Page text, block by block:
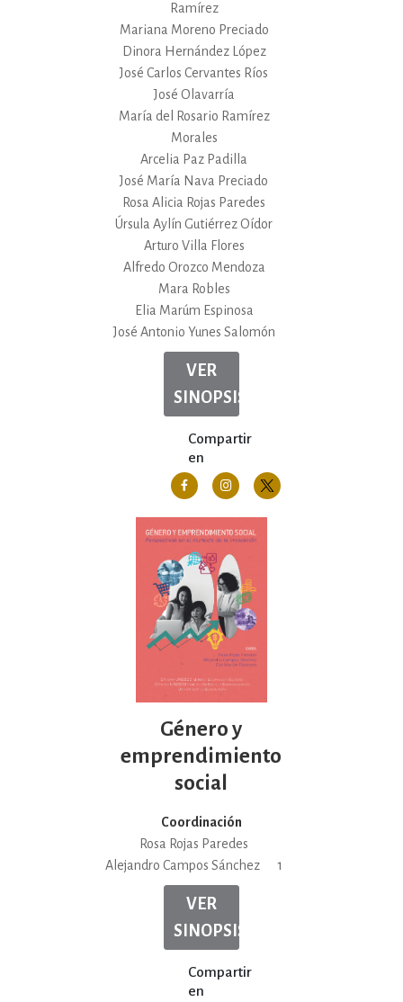
Ramírez
Mariana Moreno Preciado
Dinora Hernández López
José Carlos Cervantes Ríos
José Olavarría
María del Rosario Ramírez
Morales
Arcelia Paz Padilla
José María Nava Preciado
Rosa Alicia Rojas Paredes
Úrsula Aylín Gutiérrez Oídor
Arturo Villa Flores
Alfredo Orozco Mendoza
Mara Robles
Elia Marúm Espinosa
José Antonio Yunes Salomón
VER
SINOPSIS
Compartir
en
Género y
emprendimiento
social
Coordinación
Rosa Rojas Paredes
Alejandro Campos Sánchez
1
VER
SINOPSIS
Compartir
en